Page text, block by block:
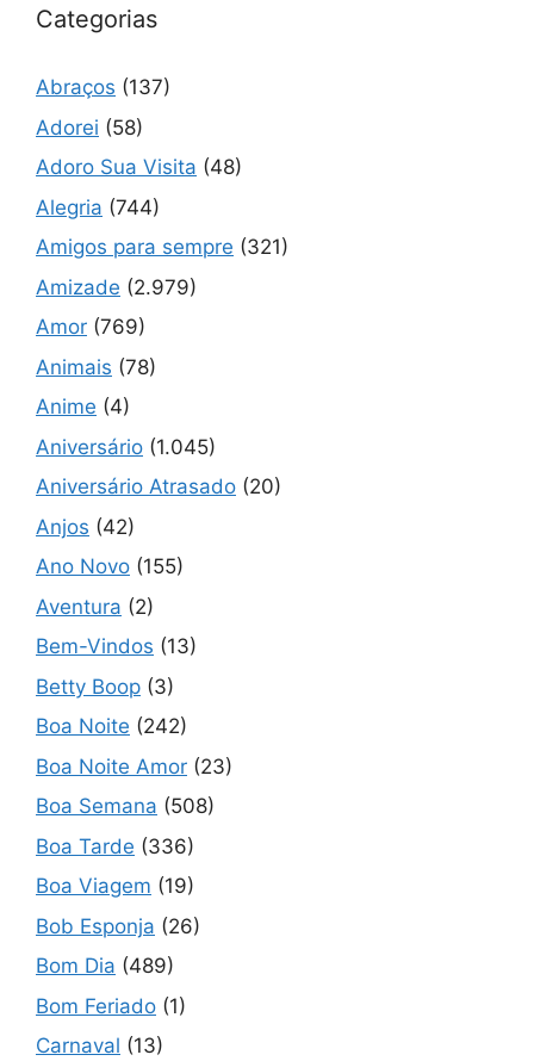
Categorias
Abraços (137)
Adorei (58)
Adoro Sua Visita (48)
Alegria (744)
Amigos para sempre (321)
Amizade (2.979)
Amor (769)
Animais (78)
Anime (4)
Aniversário (1.045)
Aniversário Atrasado (20)
Anjos (42)
Ano Novo (155)
Aventura (2)
Bem-Vindos (13)
Betty Boop (3)
Boa Noite (242)
Boa Noite Amor (23)
Boa Semana (508)
Boa Tarde (336)
Boa Viagem (19)
Bob Esponja (26)
Bom Dia (489)
Bom Feriado (1)
Carnaval (13)